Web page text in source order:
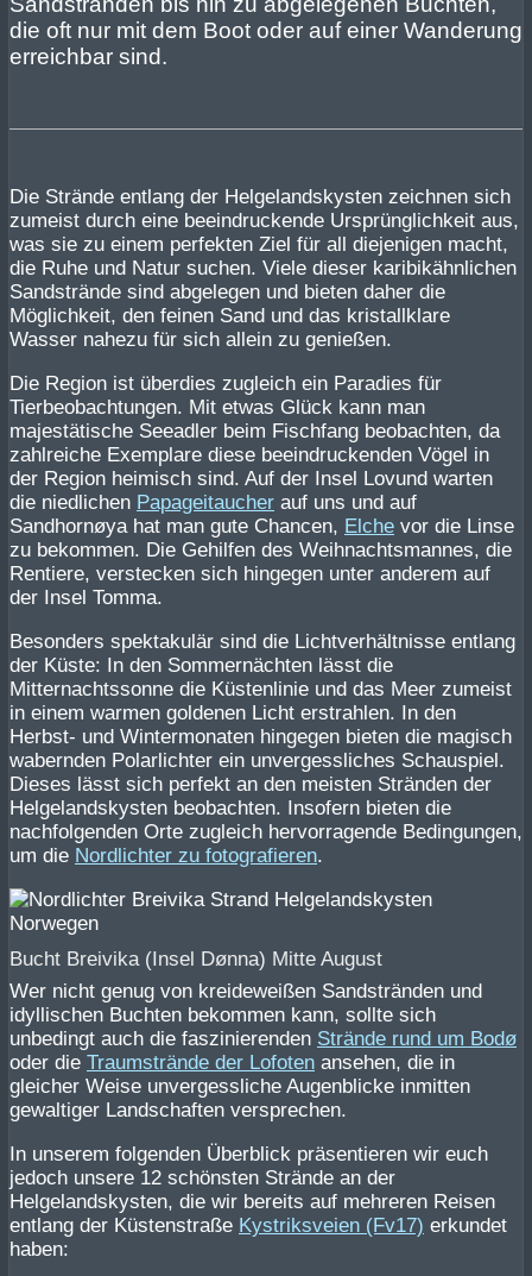
die oft nur mit dem Boot oder auf einer Wanderung
erreichbar sind.
Die Strände entlang der Helgelandskysten zeichnen sich
zumeist durch eine beeindruckende Ursprünglichkeit aus,
was sie zu einem perfekten Ziel für all diejenigen macht,
die Ruhe und Natur suchen. Viele dieser karibikähnlichen
Sandstrände sind abgelegen und bieten daher die
Möglichkeit, den feinen Sand und das kristallklare
Wasser nahezu für sich allein zu genießen.
Die Region ist überdies zugleich ein Paradies für
Tierbeobachtungen. Mit etwas Glück kann man
majestätische Seeadler beim Fischfang beobachten, da
zahlreiche Exemplare diese beeindruckenden Vögel in
der Region heimisch sind. Auf der Insel Lovund warten
die niedlichen Papageitaucher auf uns und auf
Sandhornøya hat man gute Chancen, Elche vor die Linse
zu bekommen. Die Gehilfen des Weihnachtsmannes, die
Rentiere, verstecken sich hingegen unter anderem auf
der Insel Tomma.
Besonders spektakulär sind die Lichtverhältnisse entlang
der Küste: In den Sommernächten lässt die
Mitternachtssonne die Küstenlinie und das Meer zumeist
in einem warmen goldenen Licht erstrahlen. In den
Herbst- und Wintermonaten hingegen bieten die magisch
wabernden Polarlichter ein unvergessliches Schauspiel.
Dieses lässt sich perfekt an den meisten Stränden der
Helgelandskysten beobachten. Insofern bieten die
nachfolgenden Orte zugleich hervorragende Bedingungen,
um die Nordlichter zu fotografieren.
Bucht Breivika (Insel Dønna) Mitte August
Wer nicht genug von kreideweißen Sandstränden und
idyllischen Buchten bekommen kann, sollte sich
unbedingt auch die faszinierenden Strände rund um Bodø
oder die Traumstrände der Lofoten ansehen, die in
gleicher Weise unvergessliche Augenblicke inmitten
gewaltiger Landschaften versprechen.
In unserem folgenden Überblick präsentieren wir euch
jedoch unsere 12 schönsten Strände an der
Helgelandskysten, die wir bereits auf mehreren Reisen
entlang der Küstenstraße Kystriksveien (Fv17) erkundet
haben: